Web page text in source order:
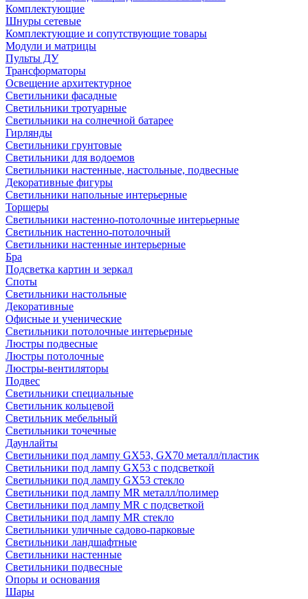
Комплектующие
Шнуры сетевые
Комплектующие и сопутствующие товары
Модули и матрицы
Пульты ДУ
Трансформаторы
Освещение архитектурное
Светильники фасадные
Светильники тротуарные
Светильники на солнечной батарее
Гирлянды
Светильники грунтовые
Светильники для водоемов
Светильники настенные, настольные, подвесные
Декоративные фигуры
Светильники напольные интерьерные
Торшеры
Светильники настенно-потолочные интерьерные
Светильник настенно-потолочный
Светильники настенные интерьерные
Бра
Подсветка картин и зеркал
Споты
Светильники настольные
Декоративные
Офисные и ученические
Светильники потолочные интерьерные
Люстры подвесные
Люстры потолочные
Люстры-вентиляторы
Подвес
Светильники специальные
Светильник кольцевой
Светильник мебельный
Светильники точечные
Даунлайты
Светильники под лампу GX53, GX70 металл/пластик
Светильники под лампу GX53 с подсветкой
Светильники под лампу GX53 стекло
Светильники под лампу MR металл/полимер
Светильники под лампу MR с подсветкой
Светильники под лампу MR стекло
Светильники уличные садово-парковые
Светильники ландшафтные
Светильники настенные
Светильники подвесные
Опоры и основания
Шары